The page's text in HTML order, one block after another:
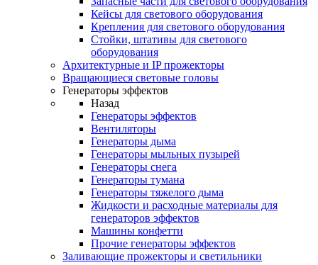
Кейсы для светового оборудования
Крепления для светового оборудования
Стойки, штативы для светового
оборудования
Архитектурные и IP прожекторы
Вращающиеся световые головы
Генераторы эффектов
Назад
Генераторы эффектов
Вентиляторы
Генераторы дыма
Генераторы мыльных пузырей
Генераторы снега
Генераторы тумана
Генераторы тяжелого дыма
Жидкости и расходные материалы для
генераторов эффектов
Машины конфетти
Прочие генераторы эффектов
Заливающие прожекторы и светильники